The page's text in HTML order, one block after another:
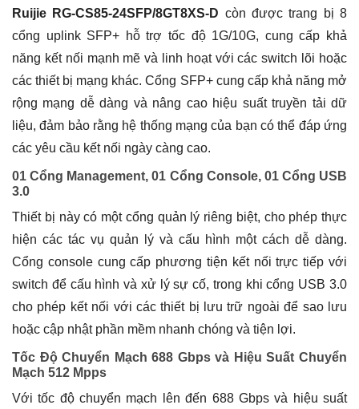
Ruijie RG-CS85-24SFP/8GT8XS-D còn được trang bị 8
cổng uplink SFP+ hỗ trợ tốc độ 1G/10G, cung cấp khả
năng kết nối mạnh mẽ và linh hoạt với các switch lõi hoặc
các thiết bị mạng khác. Cổng SFP+ cung cấp khả năng mở
rộng mạng dễ dàng và nâng cao hiệu suất truyền tải dữ
liệu, đảm bảo rằng hệ thống mạng của bạn có thể đáp ứng
các yêu cầu kết nối ngày càng cao.
01 Cổng Management, 01 Cổng Console, 01 Cổng USB
3.0
Thiết bị này có một cổng quản lý riêng biệt, cho phép thực
hiện các tác vụ quản lý và cấu hình một cách dễ dàng.
Cổng console cung cấp phương tiện kết nối trực tiếp với
switch để cấu hình và xử lý sự cố, trong khi cổng USB 3.0
cho phép kết nối với các thiết bị lưu trữ ngoài để sao lưu
hoặc cập nhật phần mềm nhanh chóng và tiện lợi.
Tốc Độ Chuyển Mạch 688 Gbps và Hiệu Suất Chuyển
Mạch 512 Mpps
Với tốc độ chuyển mạch lên đến 688 Gbps và hiệu suất